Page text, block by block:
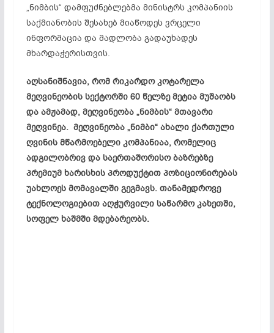
„ნიმბის“ დამფუძნებლებმა მინისტრს კომპანიის
საქმიანობის შესახებ მიაწოდეს ვრცელი
ინფორმაცია და მადლობა გადაუხადეს
მხარდაჭერისთვის.
აღსანიშნავია, რომ რიკარდო კოტარელა
მეღვინეობის სექტორში 60 წელზე მეტია მუშაობს
და ამჟამად, მეღვინეობა „ნიმბის“ მთავარი
მეღვინეა. მეღვინეობა „ნიმბი“ ახალი ქართული
ღვინის მწარმოებელი კომპანიაა, რომელიც
ადგილობრივ და საერთაშორისო ბაზრებზე
პრემიუმ ხარისხის პროდუქტით პოზიციონირებას
უახლოეს მომავალში გეგმავს. თანამედროვე
ტექნოლოგიებით აღჭურვილი საწარმო კახეთში,
სოფელ ხაშმში მდებარეობს.